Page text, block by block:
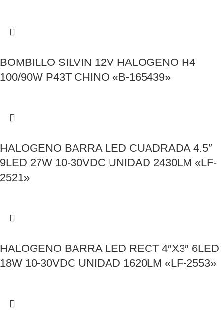
BOMBILLO SILVIN 12V HALOGENO H4
100/90W P43T CHINO «B-165439»
HALOGENO BARRA LED CUADRADA 4.5″
9LED 27W 10-30VDC UNIDAD 2430LM «LF-
2521»
HALOGENO BARRA LED RECT 4″X3″ 6LED
18W 10-30VDC UNIDAD 1620LM «LF-2553»